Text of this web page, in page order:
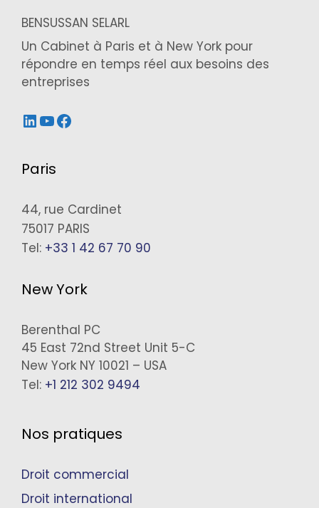
BENSUSSAN SELARL
Un Cabinet à Paris et à New York pour
répondre en temps réel aux besoins des
entreprises
LinkedIn
YouTube
Facebook
Paris
44, rue Cardinet
75017 PARIS
Tel: +33 1 42 67 70 90
New York
Berenthal PC
45 East 72nd Street Unit 5-C
New York NY 10021 – USA
Tel: +1 212 302 9494
Nos pratiques
Droit commercial
Droit international